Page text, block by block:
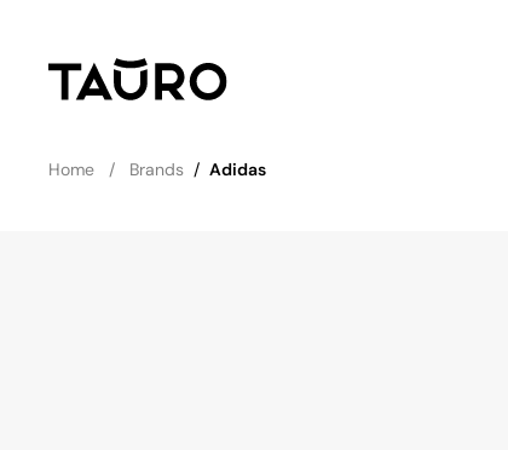
Home Brands / Adidas